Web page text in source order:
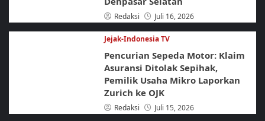
Redaksi Juli 16, 2026
Jejak-Indonesia TV
Pencurian Sepeda Motor: Klaim
Asuransi Ditolak Sepihak,
Pemilik Usaha Mikro Laporkan
Zurich ke OJK
Redaksi Juli 15, 2026